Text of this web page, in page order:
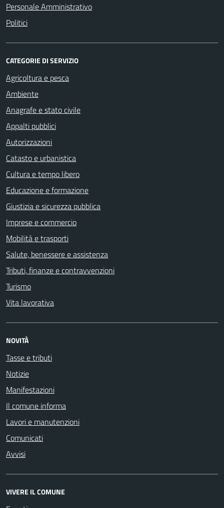
Personale Amministrativo
Politici
CATEGORIE DI SERVIZIO
Agricoltura e pesca
Ambiente
Anagrafe e stato civile
Appalti pubblici
Autorizzazioni
Catasto e urbanistica
Cultura e tempo libero
Educazione e formazione
Giustizia e sicurezza pubblica
Imprese e commercio
Mobilità e trasporti
Salute, benessere e assistenza
Tributi, finanze e contravvenzioni
Turismo
Vita lavorativa
NOVITÀ
Tasse e tributi
Notizie
Manifestazioni
Il comune informa
Lavori e manutenzioni
Comunicati
Avvisi
VIVERE IL COMUNE